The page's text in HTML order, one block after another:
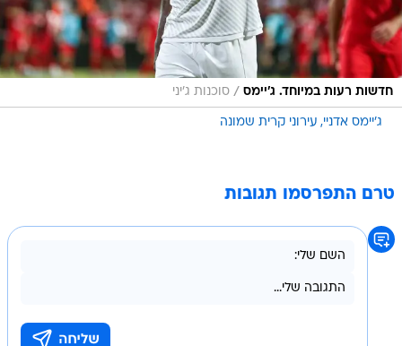
חדשות רעות במיוחד. ג'יימס / סוכנות ג'יני
ג'יימס אדניי עירוני קרית שמונה
טרם התפרסמו תגובות